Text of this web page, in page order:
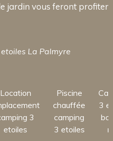
jardin vous feront profiter
La Palmyre
Location
3
etoiles
Piscine
chauffée
camping
3 etoiles
3